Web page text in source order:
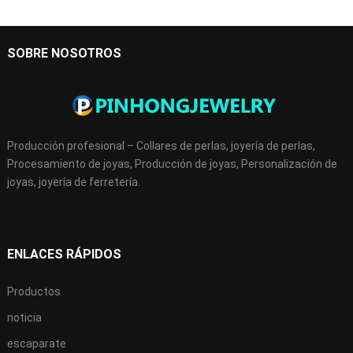
SOBRE NOSOTROS
Producción profesional – Collares de perlas, joyería de perlas,
Procesamiento de joyas, Producción de joyas, Personalización de
joyas, joyería de ferretería.
ENLACES RÁPIDOS
Productos
noticia
escaparate